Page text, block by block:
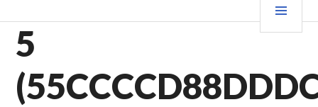
au
contenu
principal
5